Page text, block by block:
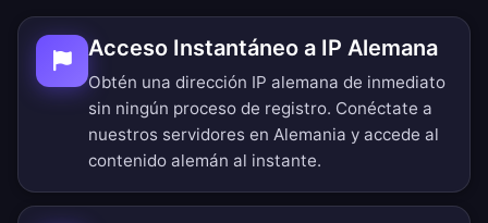
Acceso Instantáneo a IP Alemana
Obtén una dirección IP alemana de inmediato
sin ningún proceso de registro. Conéctate a
nuestros servidores en Alemania y accede al
contenido alemán al instante.